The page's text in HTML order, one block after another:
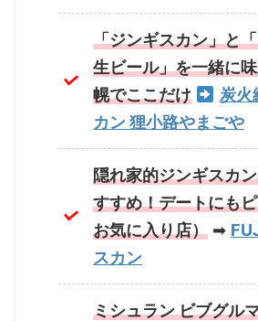
「ジンギスカン」と
生ビール」を一緒に
幌でここだけ
炭火
カン 狸小路やまごや
隠れ家的ジンギスカ
すすめ！デートにも
お気に入り店） ➡
スカン
ミシュラン ビブグル